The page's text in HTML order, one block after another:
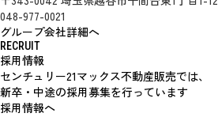
048-977-0021
グループ会社詳細へ
RECRUIT
採用情報
センチュリー21マックス不動産販売では、
新卒・中途の採用募集を行っています
採用情報へ